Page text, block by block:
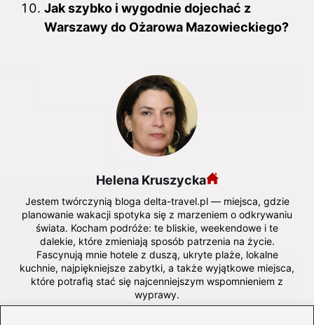
Jak szybko i wygodnie dojechać z
Warszawy do Ożarowa Mazowieckiego?
Helena Kruszycka
Jestem twórczynią bloga delta-travel.pl — miejsca, gdzie
planowanie wakacji spotyka się z marzeniem o odkrywaniu
świata. Kocham podróże: te bliskie, weekendowe i te
dalekie, które zmieniają sposób patrzenia na życie.
Fascynują mnie hotele z duszą, ukryte plaże, lokalne
kuchnie, najpiękniejsze zabytki, a także wyjątkowe miejsca,
które potrafią stać się najcenniejszym wspomnieniem z
wyprawy.